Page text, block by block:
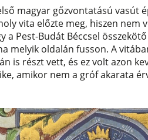
magyar gőzvontatású vasút
vita előzte meg, hiszen nem
a Pest-Budát Béccsel
melyik oldalán fusson. A
is részt vett, és ez volt azon
amikor nem a gróf akarata